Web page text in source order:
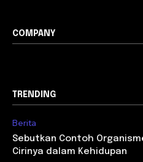
COMPANY
TRENDING
Berita
Sebutkan Contoh
Cirinya dalam Kehidupan